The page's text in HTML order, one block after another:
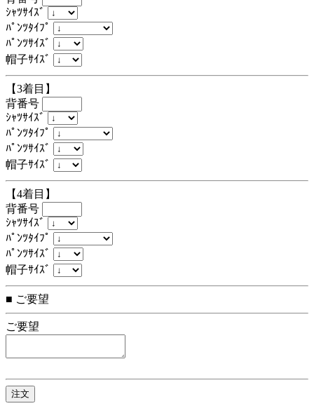
ｼｬﾂｻｲｽﾞ
ﾊﾟﾝﾂﾀｲﾌﾟ
ﾊﾟﾝﾂｻｲｽﾞ
帽子ｻｲｽﾞ
【3着目】
背番号
ｼｬﾂｻｲｽﾞ
ﾊﾟﾝﾂﾀｲﾌﾟ
ﾊﾟﾝﾂｻｲｽﾞ
帽子ｻｲｽﾞ
【4着目】
背番号
ｼｬﾂｻｲｽﾞ
ﾊﾟﾝﾂﾀｲﾌﾟ
ﾊﾟﾝﾂｻｲｽﾞ
帽子ｻｲｽﾞ
■ ご要望
ご要望